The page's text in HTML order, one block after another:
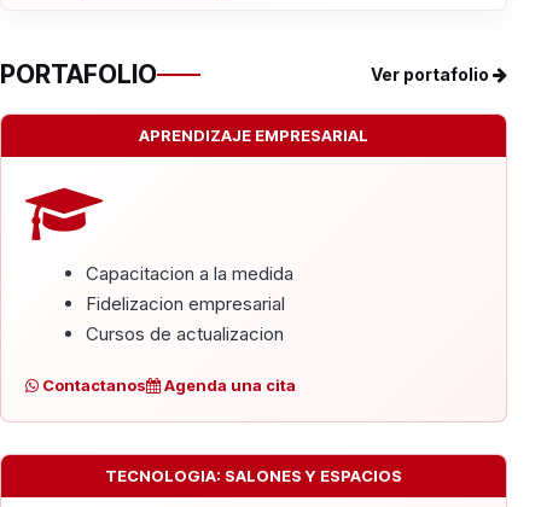
PORTAFOLIO Ver portafolio
APRENDIZAJE EMPRESARIAL
Capacitacion a la medida
Fidelizacion empresarial
Cursos de actualizacion
Contactanos Agenda una cita
TECNOLOGIA: SALONES Y ESPACIOS